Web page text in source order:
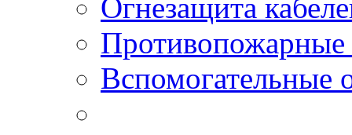
Огнезащита
Вспомогательные